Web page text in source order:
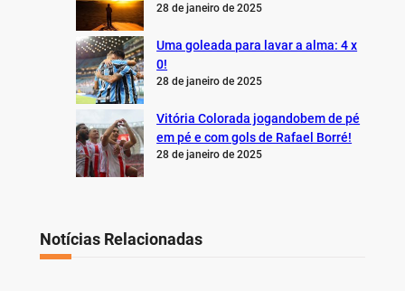
28 de janeiro de 2025
Uma goleada para lavar a alma: 4 x
0!
28 de janeiro de 2025
Vitória Colorada jogandobem de pé
em pé e com gols de Rafael Borré!
28 de janeiro de 2025
Notícias Relacionadas